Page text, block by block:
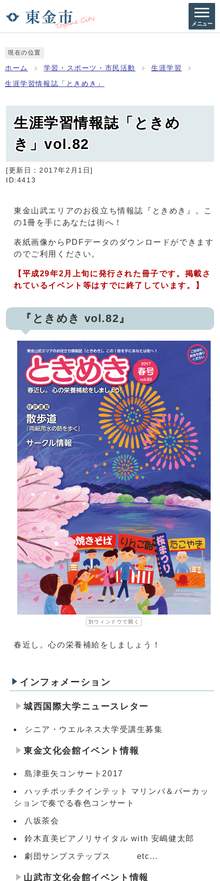
メニュー
現在の位置
ホーム 学習・スポーツ・市民活動 生涯学習
生涯学習情報誌「ときめき」
生涯学習情報誌「ときめ
き」vol.82
[更新日： 2017年2月1日]
ID:4413
東金山武エリアのお役立ち情報誌『ときめき』。こ
の1冊を手にあなたは街へ！
表紙画像からPDFデータのダウンロードができます
のでご利用ください。
【平成29年2月上旬に発行された冊子です。掲載さ
れているイベント等はすでに終了しています。】
『ときめき vol.82』
別ウィンドウで開く
春近し。心の栄養補給をしましょう！
インフォメーション
城西国際大学ニュースレター
シニア・ウエルネス大学受講生募集
東金文化会館イベント情報
島津亜矢コンサート2017
ハッチポッチクインテット マリンバ＆パーカッ
ションで奏でる春色コンサート
八坂茶会
鈴木直美ピアノリサイタル with 安嶋健太郎
劇団サンブステップス etc...
山武市文化会館イベント情報